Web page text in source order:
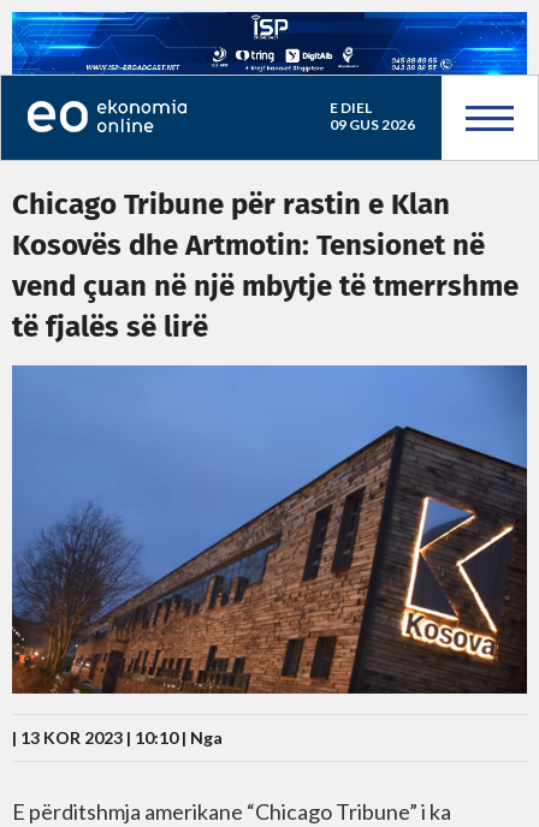
E DIEL
09 GUS 2026
Chicago Tribune për rastin e Klan
Kosovës dhe Artmotin: Tensionet në
vend çuan në një mbytje të tmerrshme
të fjalës së lirë
| 13 KOR 2023 | 10:10 | Nga
E përditshmja amerikane “Chicago Tribune” i ka